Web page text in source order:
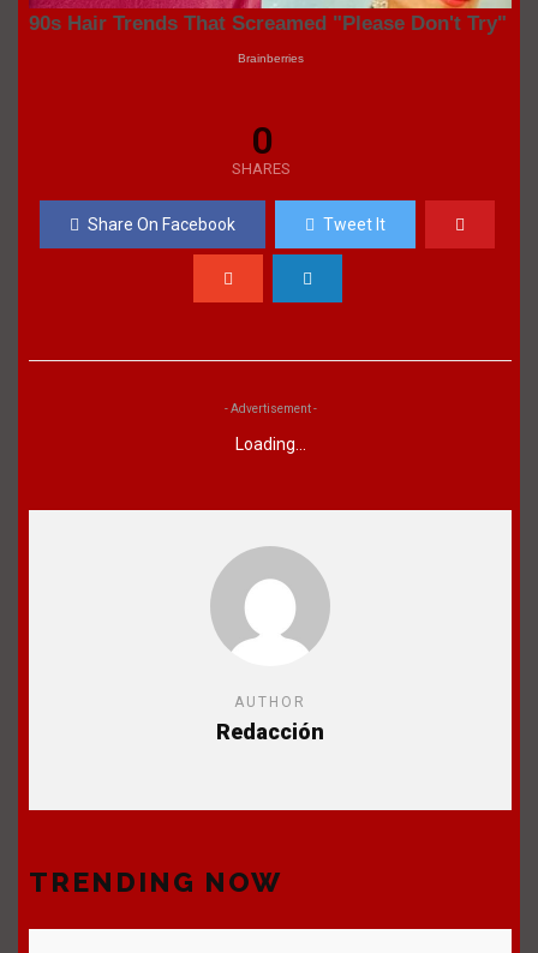
0
SHARES
Share On Facebook Tweet It
- Advertisement -
Loading...
AUTHOR
Redacción
TRENDING NOW